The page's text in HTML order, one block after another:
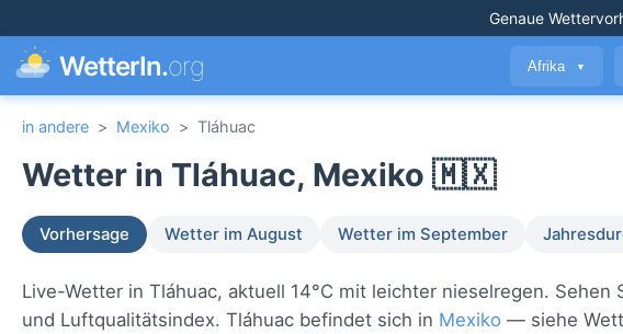
Genaue
WetterIn.org Afrika ▼
in andere > Mexiko > Tláhuac
Wetter in Tláhuac, Mexiko 🇲🇽
Vorhersage Wetter im August Wetter im September
Live-Wetter in Tláhuac, aktuell 14°C mit leichter nieselregen.
und Luftqualitätsindex. Tláhuac befindet sich in Mexiko — siehe